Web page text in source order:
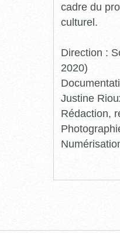
cadre du
culturel.
Direction :
2020)
Justine
Rédaction,